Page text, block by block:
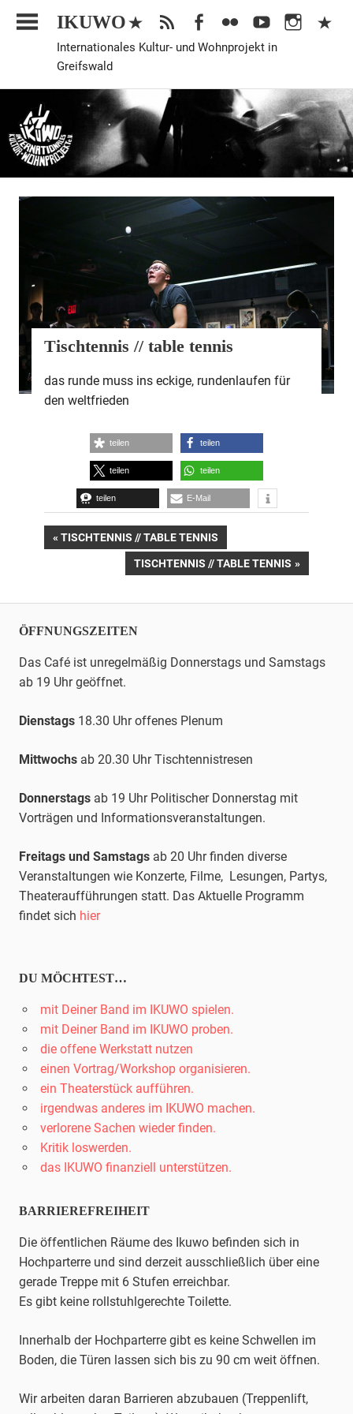
Inhalt
IKUWO
Internationales Kultur- und Wohnprojekt in
Greifswald
Tischtennis // table tennis
das runde muss ins eckige, rundenlaufen für
den weltfrieden
teilen teilen
teilen teilen
teilen E-Mail
Beitrags-
Navigation
VORHERIGER
TISCHTENNIS // TABLE TENNIS
NÄCHSTER
TISCHTENNIS // TABLE TENNIS
ÖFFNUNGSZEITEN
Das Café ist unregelmäßig Donnerstags und Samstags
ab 19 Uhr geöffnet.
Dienstags 18.30 Uhr offenes Plenum
Mittwochs ab 20.30 UhrTischtennistresen
Donnerstags ab 19 Uhr Politischer Donnerstag mit
Vorträgen und Informationsveranstaltungen.
Freitags und Samstags ab 20 Uhr finden diverse
Veranstaltungen wie Konzerte, Filme, Lesungen, Partys,
Theateraufführungen statt. Das Aktuelle Programm
findet sich hier
DU MÖCHTEST…
mit Deiner Band im IKUWO spielen.
mit Deiner Band im IKUWO proben.
die offene Werkstatt nutzen
einen Vortrag/Workshop organisieren.
ein Theaterstück aufführen.
irgendwas anderes im IKUWO machen.
verlorene Sachen wieder finden.
Kritik loswerden.
das IKUWO finanziell unterstützen.
BARRIEREFREIHEIT
Die öffentlichen Räume des Ikuwo befinden sich in
Hochparterre und sind derzeit ausschließlich über eine
gerade Treppe mit 6 Stufen erreichbar.
Es gibt keine rollstuhlgerechte Toilette.
Innerhalb der Hochparterre gibt es keine Schwellen im
Boden, die Türen lassen sich bis zu 90 cm weit öffnen.
Wir arbeiten daran Barrieren abzubauen (Treppenlift,